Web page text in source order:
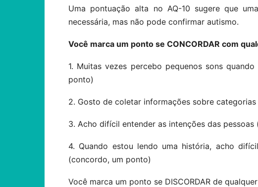
Uma pontuação alta no AQ-10 sugere que
necessária, mas não pode confirmar autismo.
Você marca um ponto se CONCORDAR com
1. Muitas vezes percebo pequenos sons
ponto)
2. Gosto de coletar informações sobre
3. Acho difícil entender as intenções das
4. Quando estou lendo uma história, acho
(concordo, um ponto)
Você marca um ponto se DISCORDAR de